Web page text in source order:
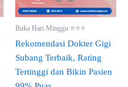
Buka Hari Minggu ⭐⭐⭐
Rekomendasi Dokter Gigi
Subang Terbaik, Rating
Tertinggi dan Bikin Pasien